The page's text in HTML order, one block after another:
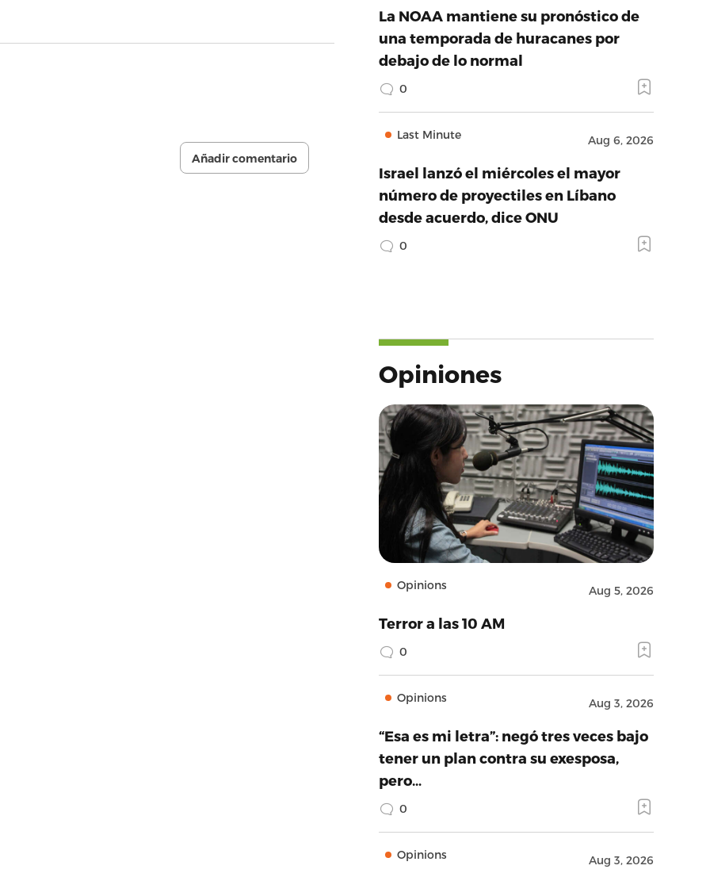
Añadir comentario
La NOAA mantiene su pronóstico de
una temporada de huracanes por
debajo de lo normal
0
Last Minute Aug 6, 2026
Israel lanzó el miércoles el mayor
número de proyectiles en Líbano
desde acuerdo, dice ONU
0
Opiniones
Opinions Aug 5, 2026
Terror a las 10 AM
0
Opinions Aug 3, 2026
“Esa es mi letra”: negó tres veces bajo
tener un plan contra su exesposa,
pero…
0
Opinions Aug 3, 2026